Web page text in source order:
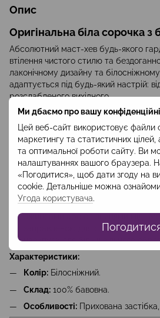
Ми дбаємо про вашу
Цей веб-сайт використовує файли
маркетингу та статистичних
та оптимальної роботи сайту. Ви
налаштуваннях вашого браузера.
«Погодитися», щоб дати згоду на
cookie. Детальніше можна
Угода користувача.
Опис
Оригінальна біла сорочка з
Абсолютний маст-хев будь-якого
втілення чистого стилю та
лаконічному дизайну та
адаптується під будь-який настрій:
розслабленого вихідного.
Дизайн:Мінімалістичний крій із
ґудзиків створює гладку,
комір та манжети додають
трендовості.
Тканина:100% високоякісна
забезпечує комфортну
дотик і має благородну матову
Стиль:Ідеально поєднується з
заправленою для створення
навипуск для більш вільного
Характеристики:
Колір: Білосніжний.
Склад: 100% бавовна.
Особливості: Прихована